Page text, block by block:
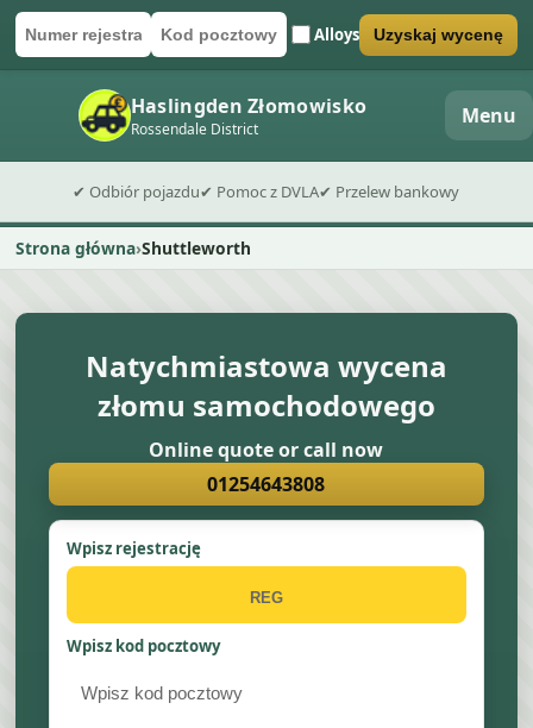
Numer rejestracyjny
Kod pocztowyAlloys
Wyślij formularz wyceny Uzyskaj wycenę
Haslingden Złomowisko
Rossendale District Menu
✔ Odbiór pojazdu✔ Pomoc z DVLA✔ Przelew bankowy
Strona główna Shuttleworth
Natychmiastowa wycena
złomu samochodowego
Online quote or call now
01254643808
Wpisz rejestrację
Wpisz kod pocztowy